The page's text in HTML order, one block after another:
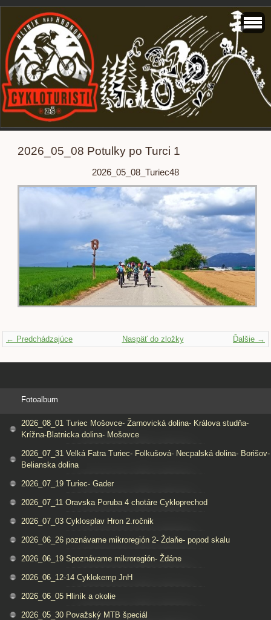
2026_05_08 Potulky po Turci 1
2026_05_08_Turiec48
← Predchádzajúce Ďalšie →
Naspäť do zložky
Fotoalbum
2026_08_01 Turiec Mošovce- Žarnovická dolina- Králova studňa-
Krížna-Blatnicka dolina- Mošovce
2026_07_31 Velká Fatra Turiec- Folkušová- Necpalská dolina- Borišov-
Belianska dolina
2026_07_19 Turiec- Gader
2026_07_11 Oravska Poruba 4 chotáre Cykloprechod
2026_07_03 Cyklosplav Hron 2.ročnik
2026_06_26 poznávame mikroregión 2- Ždaňe- popod skalu
2026_06_19 Spoznávame mikroregión- Ždáne
2026_06_12-14 Cyklokemp JnH
2026_06_05 Hliník a okolie
2026_05_30 Považský MTB špeciál